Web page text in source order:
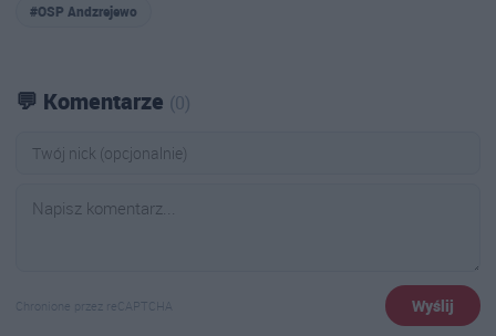
#OSP Andzrejewo
💬 Komentarze (0)
Chronione przez reCAPTCHA Wyślij